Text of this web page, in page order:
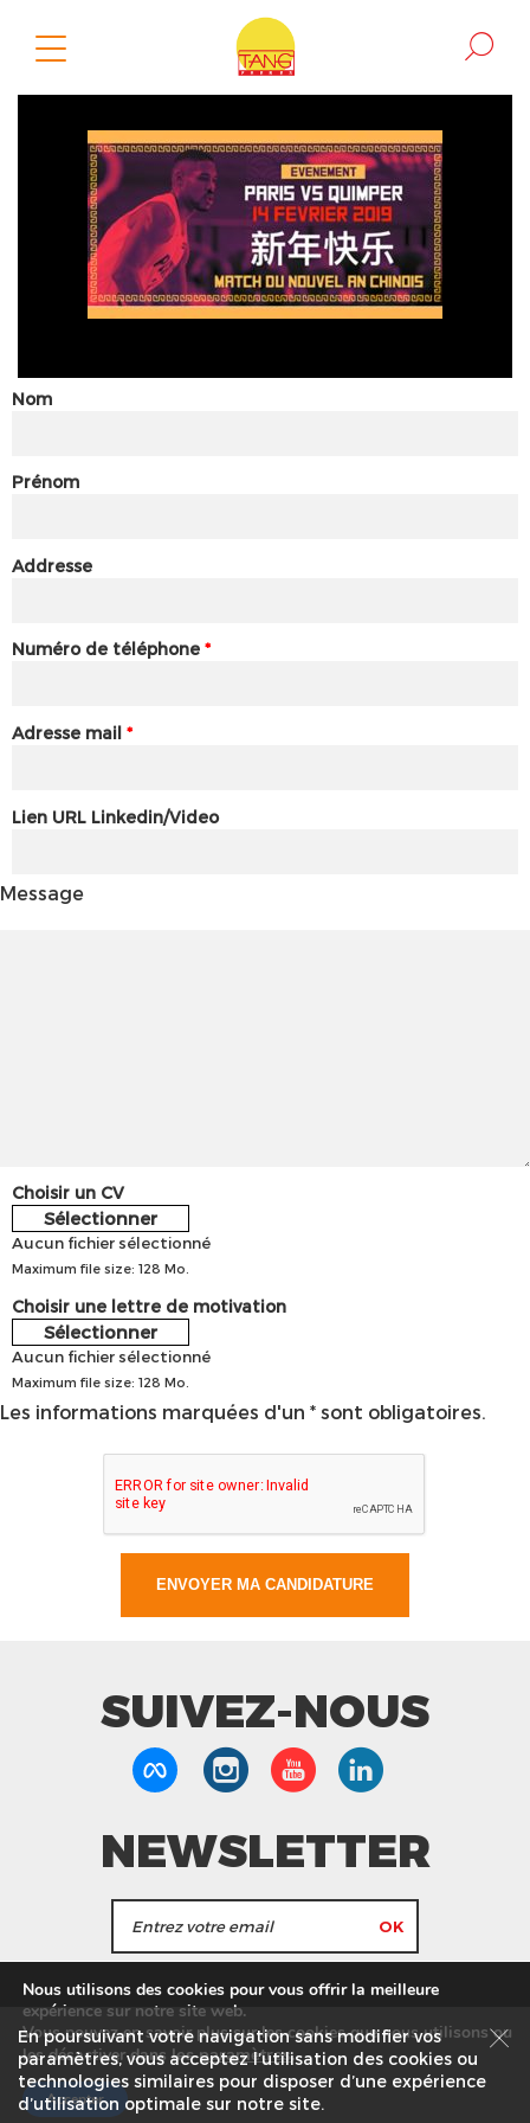
Nom
Prénom
Addresse
Numéro de téléphone *
Adresse mail *
Lien URL Linkedin/Video
Message
Choisir un CV
Sélectionner
Aucun fichier sélectionné
Maximum file size: 128 Mo.
Choisir une lettre de motivation
Sélectionner
Aucun fichier sélectionné
Maximum file size: 128 Mo.
Les informations marquées d'un * sont obligatoires.
SUIVEZ-NOUS
NEWSLETTER
informations de Tang Frères.
Nos Magasins Service commercial
Recrutement
Plan du site
Mentions légales
© Tang Frères 2026
En poursuivant votre navigation sans modifier vos
paramètres, vous acceptez l’utilisation des cookies ou
technologies similaires pour disposer d’une expérience
d’utilisation optimale sur notre site.
Nous utilisons des cookies pour vous offrir la meilleure
expérience sur notre site web.
Vous pouvez en savoir plus sur les cookies que nous utilisons ou
les désactiver dans lesparamètres.
Accepter